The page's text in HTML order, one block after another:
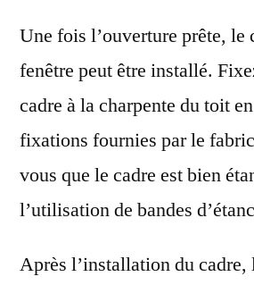
Une fois l’ouverture prête, le
fenêtre peut être installé.
cadre à la charpente du toit
fixations fournies par le
vous que le cadre est bien
l’utilisation de bandes
Après l’installation du cadre,